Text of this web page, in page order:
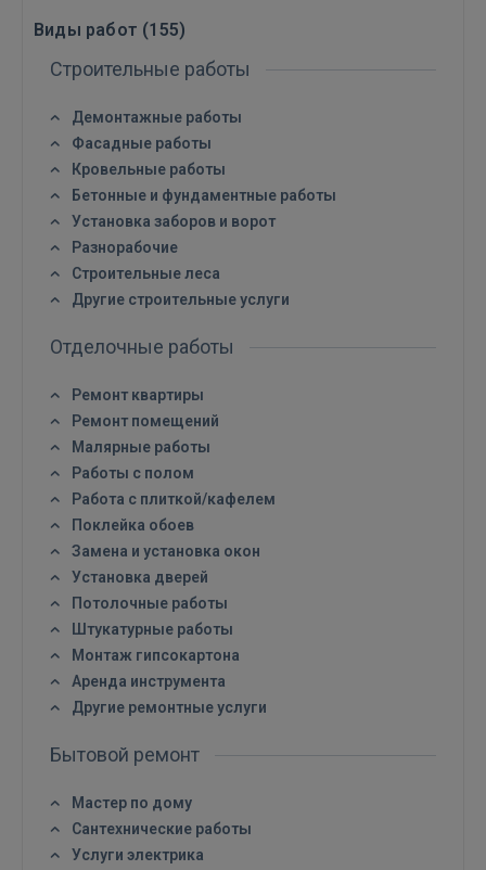
Войти
Виды работ (155)
Строительные работы
Демонтажные работы
Фасадные работы
Кровельные работы
Бетонные и фундаментные работы
Установка заборов и ворот
Разнорабочие
Строительные леса
Другие строительные услуги
Отделочные работы
Ремонт квартиры
Ремонт помещений
Малярные работы
Работы с полом
Работа с плиткой/кафелем
Поклейка обоев
Замена и установка окон
Установка дверей
Потолочные работы
Штукатурные работы
Монтаж гипсокартона
Аренда инструмента
Другие ремонтные услуги
Бытовой ремонт
Мастер по дому
Сантехнические работы
Услуги электрика